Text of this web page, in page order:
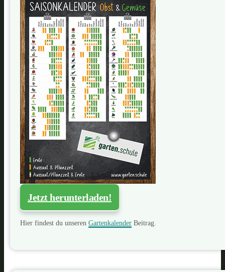
Jetzt herunterladen!
Hier findest du unseren Gartenkalender Beitrag.